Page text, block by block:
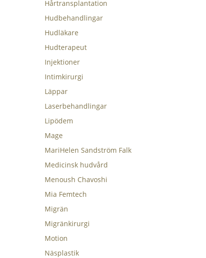
Hårtransplantation
Hudbehandlingar
Hudläkare
Hudterapeut
Injektioner
Intimkirurgi
Läppar
Laserbehandlingar
Lipödem
Mage
MariHelen Sandström Falk
Medicinsk hudvård
Menoush Chavoshi
Mia Femtech
Migrän
Migränkirurgi
Motion
Näsplastik